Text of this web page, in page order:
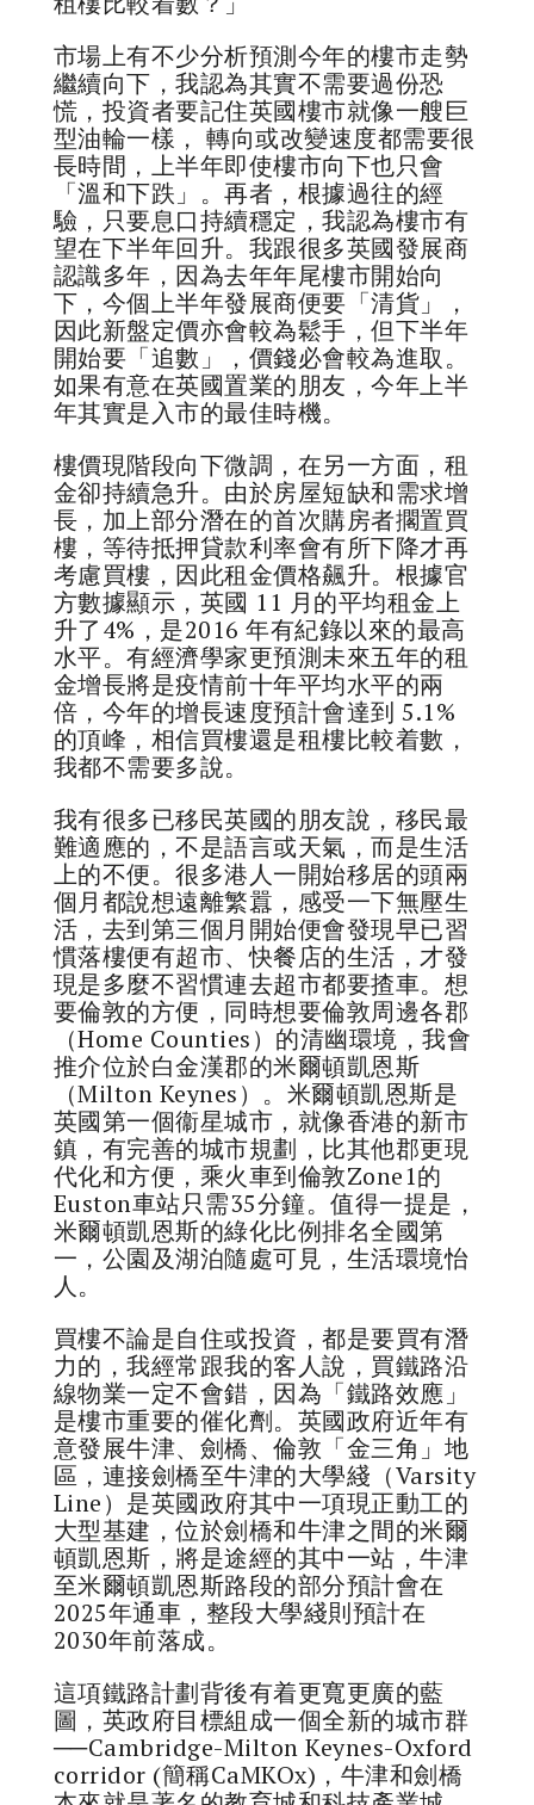
市場上有不少分析預測今年的樓市走勢
繼續向下，我認為其實不需要過份恐
慌，投資者要記住英國樓市就像一艘巨
型油輪一樣， 轉向或改變速度都需要很
長時間，上半年即使樓市向下也只會
「溫和下跌」。再者，根據過往的經
驗，只要息口持續穩定，我認為樓市有
望在下半年回升。我跟很多英國發展商
認識多年，因為去年年尾樓市開始向
下，今個上半年發展商便要「清貨」，
因此新盤定價亦會較為鬆手，但下半年
開始要「追數」，價錢必會較為進取。
如果有意在英國置業的朋友，今年上半
年其實是入市的最佳時機。
樓價現階段向下微調，在另一方面，租
金卻持續急升。由於房屋短缺和需求增
長，加上部分潛在的首次購房者擱置買
樓，等待抵押貸款利率會有所下降才再
考慮買樓，因此租金價格飆升。根據官
方數據顯示，英國 11 月的平均租金上
升了4%，是2016 年有紀錄以來的最高
水平。有經濟學家更預測未來五年的租
金增長將是疫情前十年平均水平的兩
倍，今年的增長速度預計會達到 5.1%
的頂峰，相信買樓還是租樓比較着數，
我都不需要多說。
我有很多已移民英國的朋友說，移民最
難適應的，不是語言或天氣，而是生活
上的不便。很多港人一開始移居的頭兩
個月都說想遠離繁囂，感受一下無壓生
活，去到第三個月開始便會發現早已習
慣落樓便有超市、快餐店的生活，才發
現是多麼不習慣連去超市都要揸車。想
要倫敦的方便，同時想要倫敦周邊各郡
（Home Counties）的清幽環境，我會
推介位於白金漢郡的米爾頓凱恩斯
（Milton Keynes）。米爾頓凱恩斯是
英國第一個衞星城市，就像香港的新市
鎮，有完善的城市規劃，比其他郡更現
代化和方便，乘火車到倫敦Zone1的
Euston車站只需35分鐘。值得一提是，
米爾頓凱恩斯的綠化比例排名全國第
一，公園及湖泊隨處可見，生活環境怡
人。
買樓不論是自住或投資，都是要買有潛
力的，我經常跟我的客人說，買鐵路沿
線物業一定不會錯，因為「鐵路效應」
是樓市重要的催化劑。英國政府近年有
意發展牛津、劍橋、倫敦「金三角」地
區，連接劍橋至牛津的大學綫（Varsity
Line）是英國政府其中一項現正動工的
大型基建，位於劍橋和牛津之間的米爾
頓凱恩斯，將是途經的其中一站，牛津
至米爾頓凱恩斯路段的部分預計會在
2025年通車，整段大學綫則預計在
2030年前落成。
這項鐵路計劃背後有着更寬更廣的藍
圖，英政府目標組成一個全新的城市群
──Cambridge-Milton Keynes-Oxford
corridor (簡稱CaMKOx)，牛津和劍橋